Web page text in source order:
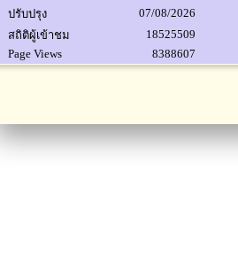
ปรับปรุง
07/08/2026
สถิติผู้เข้าชม
18525509
Page Views
8388607